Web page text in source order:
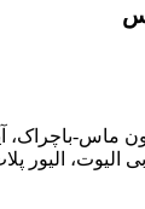
ماس-باچراک،
الیوت، الیور